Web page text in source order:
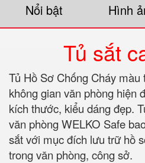
Nổi bật Hình
Tủ sắt
Tủ Hồ Sơ Chống Cháy
không gian văn phòng hiện
kích thước, kiểu dáng đẹp.
văn phòng WELKO Safe
sắt với mục đích lưu trữ hồ
trong văn phòng, công sở.